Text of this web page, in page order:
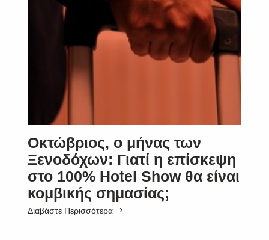
Οκτώβριος, ο μήνας των
Ξενοδόχων: Γιατί η επίσκεψη
στο 100% Hotel Show θα είναι
κομβικής σημασίας;
Διαβάστε Περισσότερα